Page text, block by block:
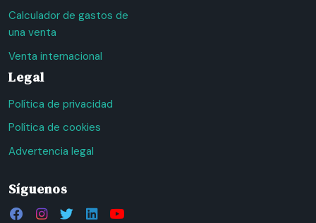
Calculador de gastos de
una venta
Venta internacional
Legal
Política de privacidad
Política de cookies
Advertencia legal
Síguenos